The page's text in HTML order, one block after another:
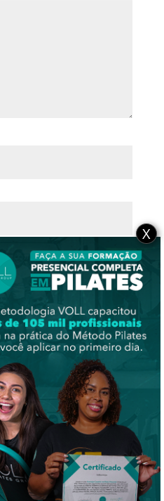
dados neste
próxima vez que
X